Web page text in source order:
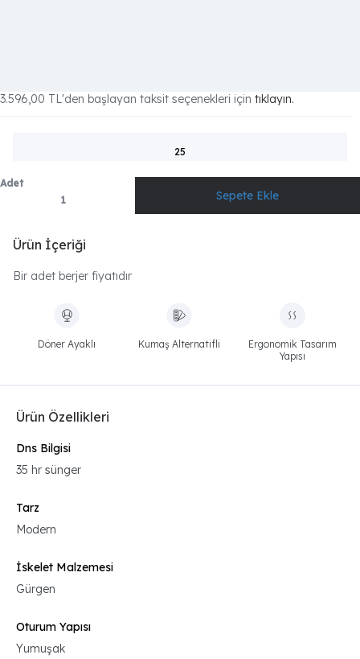
3.596,00 TL'den başlayan taksit seçenekleri için tıklayın.
25
Adet
Ürün İçeriği
Bir adet berjer fiyatıdır
Döner Ayaklı Kumaş Alternatifli
Ergonomik Tasarım
Yapısı
Ürün Özellikleri
Dns Bilgisi
35 hr sünger
Tarz
Modern
İskelet Malzemesi
Gürgen
Oturum Yapısı
Yumuşak